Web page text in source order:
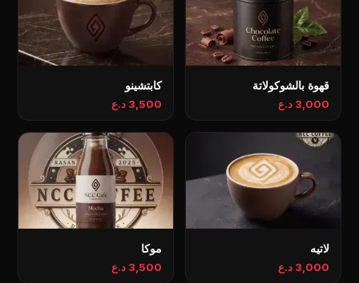
قهوة بالشوكولاتة
3,000 د.ع
كابتشينو
3,500 د.ع
لاتيه
3,000 د.ع
موكا
3,500 د.ع